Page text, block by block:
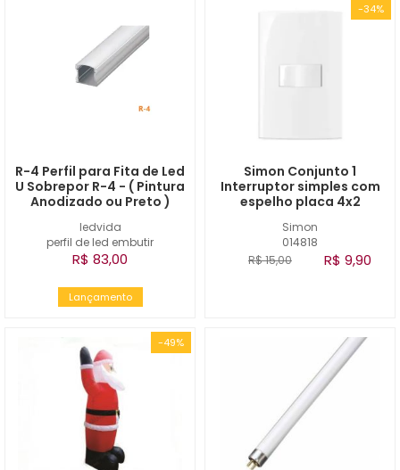
ledvida
perfil de led embutir
R-4 Perfil para Fita de Led
U Sobrepor R-4 - ( Pintura
Anodizado ou Preto )
R$ 83,00
Lançamento
-34%
Simon
014818
Simon Conjunto 1
Interruptor simples com
espelho placa 4x2
R$ 15,00 R$ 9,90
-49%